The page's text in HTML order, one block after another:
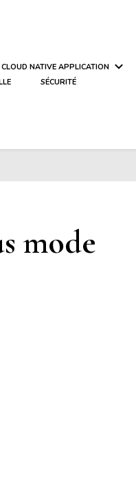
CLOUD NATIVE APPLICATION
SÉCURITÉ
mode